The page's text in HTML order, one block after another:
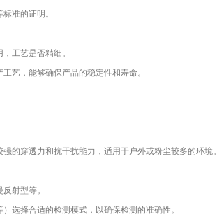
准的证明。
工艺是否精细。
艺，能够确保产品的稳定性和寿命。
的穿透力和抗干扰能力，适用于户外或粉尘较多的环境。
射型等。
选择合适的检测模式，以确保检测的准确性。